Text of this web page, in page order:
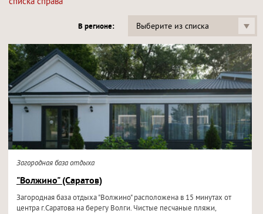
В регионе: Выберите из списка
Загородная база отдыха
"Волжино" (Саратов)
Загородная база отдыха "Волжино" расположена в 15 минутах от
центра г.Саратова на берегу Волги. Чистые песчаные пляжи,